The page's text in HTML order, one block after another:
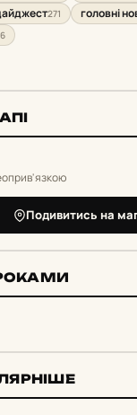
271 головні
Подивитись на